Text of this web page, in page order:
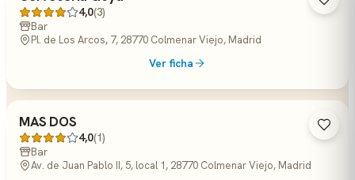
4,0(3)
Bar
Pl. de Los Arcos, 7, 28770 Colmenar Viejo, Madrid
Ver ficha
MAS DOS
4,0(1)
Bar
Av. de Juan Pablo II, 5, local 1, 28770 Colmenar Viejo, Madrid